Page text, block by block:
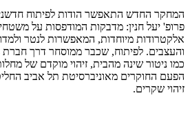
המחקר החדש התאפשר הודות לפיתוח
פרופ' יעל חנין: מדבקות המודפסות על
אלקטרודות מיוחדות, המאפשרות לנטר
והעצבים. לפיתוח, שכבר ממוסחר דרך חברת
כמו ניטור שינה מהבית, זיהוי מוקדם של
הפעם החוקרים מאוניברסיטת תל אביב
זיהוי שקרים.